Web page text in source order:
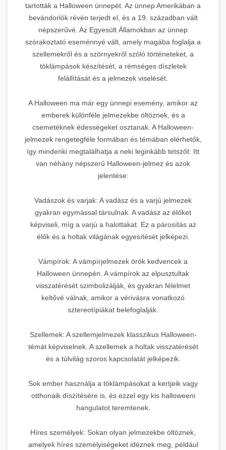
tartották a Halloween ünnepét. Az ünnep Amerikában a
bevándorlók révén terjedt el, és a 19. században vált
népszerűvé. Az Egyesült Államokban az ünnep
szórakoztató eseménnyé vált, amely magába foglalja a
szellemekről és a szörnyekről szóló történeteket, a
töklámpások készítését, a rémséges díszletek
felállítását és a jelmezek viselését.
A Halloween ma már egy ünnepi esemény, amikor az
emberek különféle jelmezekbe öltöznek, és a
csemetéknek édességeket osztanak. A Halloween-
jelmezek rengetegféle formában és témában elérhetők,
így mindenki megtalálhatja a neki leginkább tetszőt. Itt
van néhány népszerű Halloween-jelmez és azok
jelentése:
Vadászok és varjak: A vadász és a varjú jelmezek
gyakran egymással társulnak. A vadász az élőket
képviseli, míg a varjú a halottakat. Ez a párosítás az
élők és a holtak világának egyesítését jelképezi.
Vámpírok: A vámpírjelmezek örök kedvencek a
Halloween ünnepén. A vámpírok az elpusztultak
visszatérését szimbolizálják, és gyakran félelmet
keltővé válnak, amikor a vérivásra vonatkozó
sztereotípiákat belefoglalják.
Szellemek: A szellemjelmezek klasszikus Halloween-
témát képviselnek. A szellemek a holtak visszatérését
és a túlvilág szoros kapcsolatát jelképezik.
Sok ember használja a töklámpásokat a kertjeik vagy
otthonaik díszítésére is, és ezzel egy kis halloweeni
hangulatot teremtenek.
Híres személyek: Sokan olyan jelmezekbe öltöznek,
amelyek híres személyiségeket idéznek meg, például